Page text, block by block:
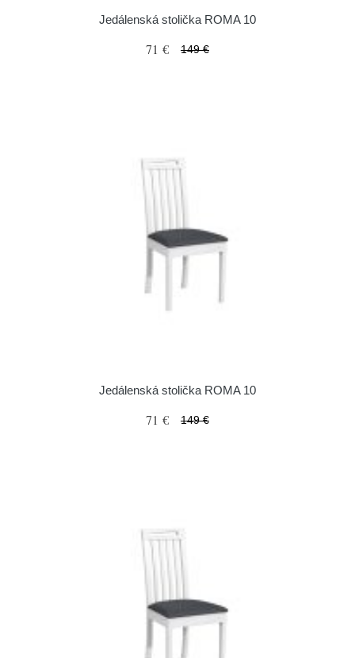
Jedálenská stolička ROMA 10
71 € 149 €
Jedálenská stolička ROMA 10
71 € 149 €